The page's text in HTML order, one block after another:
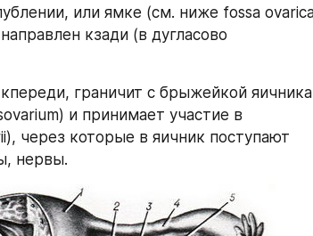
или ямке (см. ниже fossa
кзади (в дугласово
граничит с брыжейкой яичника
и принимает участие в
через которые в яичник поступают
нервы.